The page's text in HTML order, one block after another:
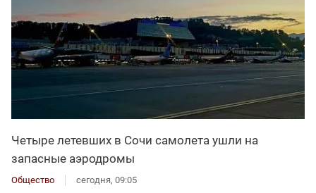
Четыре летевших в Сочи самолета ушли на
запасные аэродромы
Общество сегодня, 09:05